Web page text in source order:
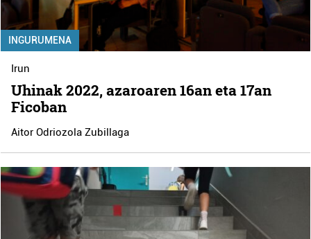
INGURUMENA
Irun
Uhinak 2022, azaroaren 16an eta 17an
Ficoban
Aitor Odriozola Zubillaga